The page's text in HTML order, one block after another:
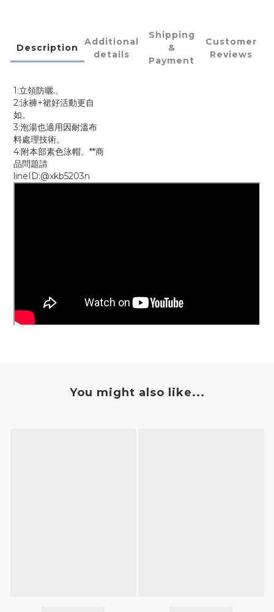
Description
Additional
details
Shipping
&
Payment
Customer
Reviews
1:立領防曬.。
2:泳褲+裙好活動更自
如。
3:泡湯也適用因耐溫布
料處理技術。
4:附本部素色泳帽。**商
品問題請
lineID:@xkb5203n
You might also like...